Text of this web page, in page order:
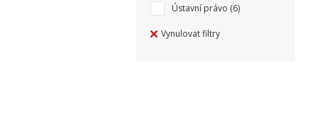
Ústavní právo (6)
Vynulovat filtry